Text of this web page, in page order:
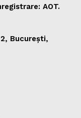
AOT.
București,